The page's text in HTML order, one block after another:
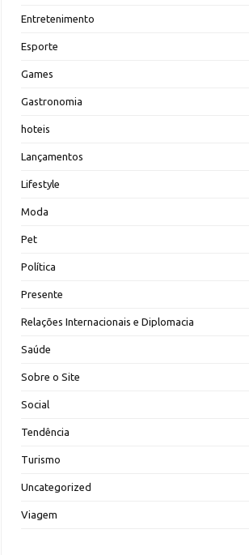
Entretenimento
Esporte
Games
Gastronomia
hoteis
Lançamentos
Lifestyle
Moda
Pet
Política
Presente
Relações Internacionais e Diplomacia
Saúde
Sobre o Site
Social
Tendência
Turismo
Uncategorized
Viagem